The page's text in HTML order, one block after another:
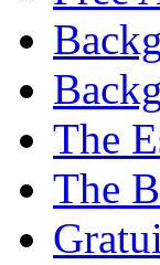
The
The